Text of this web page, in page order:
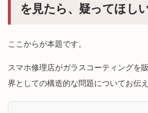
を見たら、疑ってほし
ここからが本題です。
スマホ修理店がガラスコーティングを
界としての構造的な問題についてお伝え